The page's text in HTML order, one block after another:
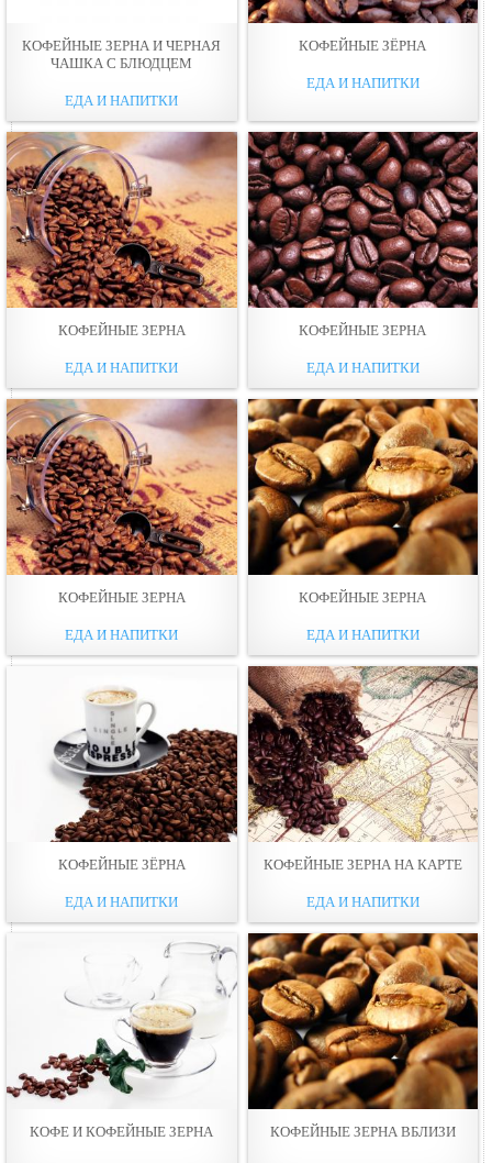
КОФЕЙНЫЕ ЗЕРНА И ЧЕРНАЯ
ЧАШКА С БЛЮДЦЕМ
ЕДА И НАПИТКИ
КОФЕЙНЫЕ ЗЁРНА
ЕДА И НАПИТКИ
КОФЕЙНЫЕ ЗЕРНА
ЕДА И НАПИТКИ
КОФЕЙНЫЕ ЗЕРНА
ЕДА И НАПИТКИ
КОФЕЙНЫЕ ЗЕРНА
ЕДА И НАПИТКИ
КОФЕЙНЫЕ ЗЕРНА
ЕДА И НАПИТКИ
КОФЕЙНЫЕ ЗЁРНА
ЕДА И НАПИТКИ
КОФЕЙНЫЕ ЗЕРНА НА КАРТЕ
ЕДА И НАПИТКИ
КОФЕ И КОФЕЙНЫЕ ЗЕРНА КОФЕЙНЫЕ ЗЕРНА ВБЛИЗИ